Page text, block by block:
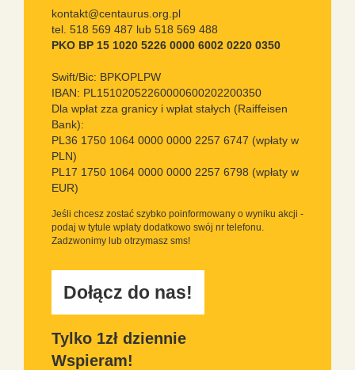
kontakt@centaurus.org.pl
tel. 518 569 487 lub 518 569 488
PKO BP 15 1020 5226 0000 6002 0220 0350
Swift/Bic: BPKOPLPW
IBAN: PL15102052260000600202200350
Dla wpłat zza granicy i wpłat stałych (Raiffeisen
Bank):
PL36 1750 1064 0000 0000 2257 6747 (wpłaty w
PLN)
PL17 1750 1064 0000 0000 2257 6798 (wpłaty w
EUR)
Jeśli chcesz zostać szybko poinformowany o wyniku akcji -
podaj w tytule wpłaty dodatkowo swój nr telefonu.
Zadzwonimy lub otrzymasz sms!
Dołącz do nas!
Tylko 1zł dziennie
Wspieram!